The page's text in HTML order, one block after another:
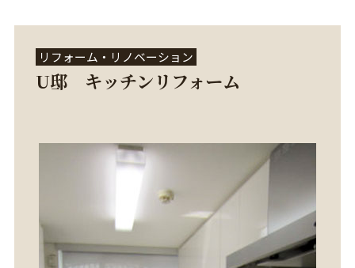
リフォーム・リノベーション
U邸 キッチンリフォーム